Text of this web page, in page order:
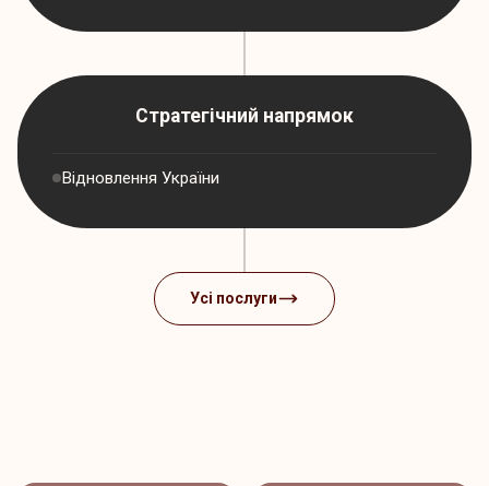
Стратегічний напрямок
Відновлення України
Усі послуги